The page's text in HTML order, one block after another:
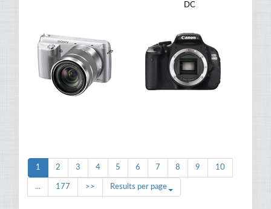
DC
1 2 3 4 5 6 7 8 9 10
... 177 >> Results per page